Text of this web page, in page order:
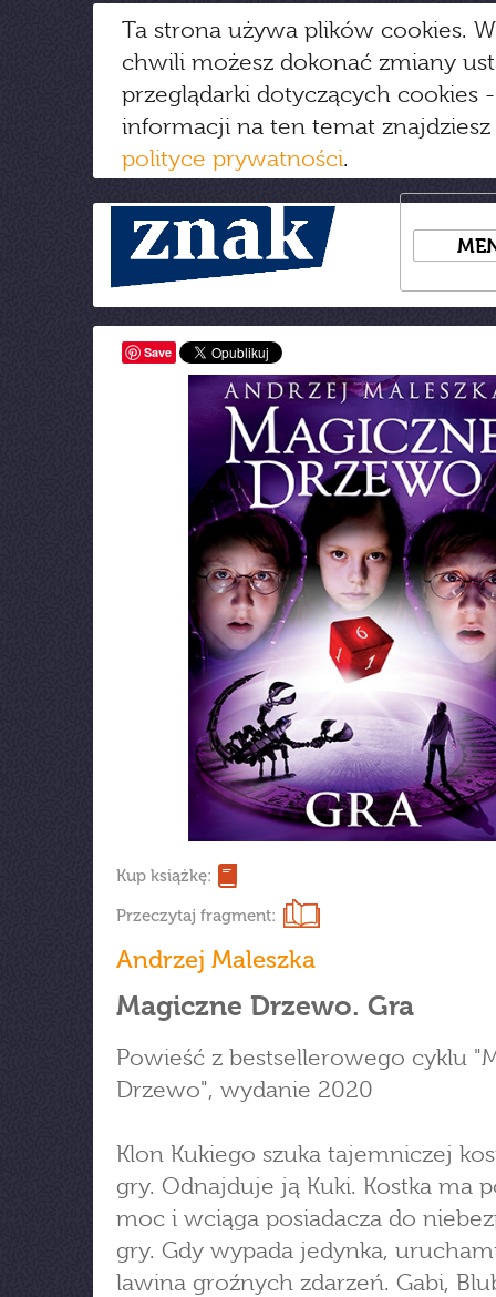
Ta strona używa plików cookies.
chwili możesz dokonać zmiany
przeglądarki dotyczących cookies
informacji na ten temat
polityce prywatności.
Save
Kup książkę:
Przeczytaj fragment:
Andrzej Maleszka
Magiczne Drzewo. Gra
Powieść z bestsellerowego cyklu
Drzewo", wydanie 2020
Klon Kukiego szuka tajemniczej
gry. Odnajduje ją Kuki. Kostka ma
moc i wciąga posiadacza do
gry. Gdy wypada jedynka,
lawina groźnych zdarzeń. Gabi,